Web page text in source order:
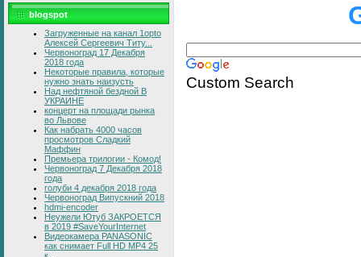
blogspot
Загруженные на канал 1opto
Алексей Сергеевич Титу...
Червоноград 17 Декабря
2018 года
Некоторые правила, которые
нужно знать наизусть
Над нефтяной бездной В
УКРАИНЕ
концерт на площади рынка
во Львове
Как набрать 4000 часов
просмотров Сладкий
Маффин
Премьера трилогии - Комод!
Червоноград 7 Декабря 2018
года
голуби 4 декабря 2018 года
Червоноград Випускний 2018
hdmi-encoder
Неужели Ютуб ЗАКРОЕТСЯ
в 2019 #SaveYourInternet
Видеокамера PANASONIC
как снимает Full HD MP4 25
Custom Search